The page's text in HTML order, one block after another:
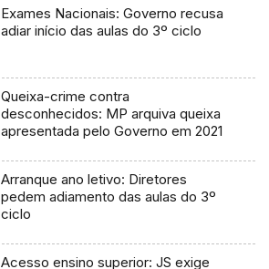
Exames Nacionais: Governo recusa
adiar início das aulas do 3º ciclo
Queixa-crime contra
desconhecidos: MP arquiva queixa
apresentada pelo Governo em 2021
Arranque ano letivo: Diretores
pedem adiamento das aulas do 3º
ciclo
Acesso ensino superior: JS exige